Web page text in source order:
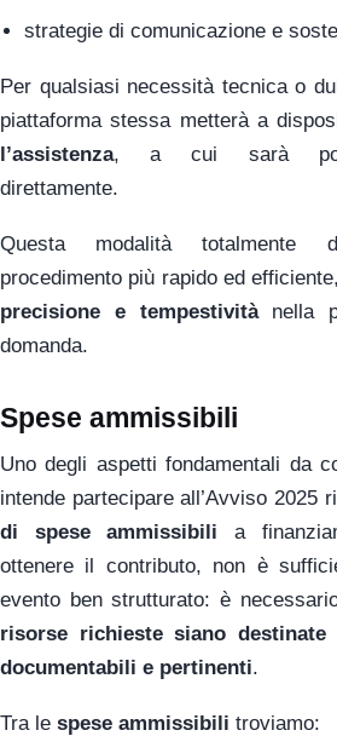
strategie di comunicazione e
Per qualsiasi necessità tecnica o
piattaforma stessa metterà a
l’assistenza, a cui sarà
direttamente.
Questa modalità totalmente
procedimento più rapido ed
precisione e tempestivitànella
domanda.
Spese ammissibili
Uno degli aspetti fondamentali da
intende partecipare all’Avviso 2025
di spese ammissibili a
ottenere il contributo, non è
evento ben strutturato: è
risorse richieste siano destinate
documentabili e pertinenti.
Tra le spese ammissibili troviamo: